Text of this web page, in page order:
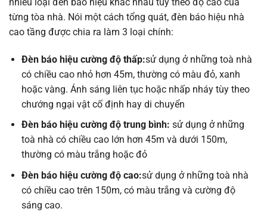
từng tòa nhà. Nói một cách tổng quát, đèn báo hiệu nhà
cao tầng được chia ra làm 3 loại chính:
Đèn báo hiệu cường độ thấp:sử dụng ở những toà nhà
có chiều cao nhỏ hơn 45m, thường có màu đỏ, xanh
hoặc vàng. Ánh sáng liên tục hoặc nhấp nháy tùy theo
chướng ngại vật cố định hay di chuyển
Đèn báo hiệu cường độ trung bình: sử dụng ở những
toà nhà có chiều cao lớn hơn 45m và dưới 150m,
thường có màu trắng hoặc đỏ
Đèn báo hiệu cường độ cao:sử dụng ở những toà nhà
có chiều cao trên 150m, có màu trắng và cường độ
sáng cao.